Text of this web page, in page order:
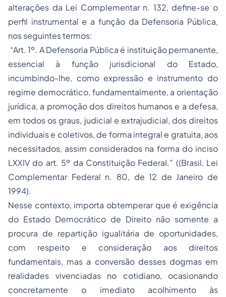
alterações da Lei Complementar n. 132, define-se o
perfil instrumental e a função da Defensoria Pública,
nos seguintes termos:
“Art. 1º. A Defensoria Pública é instituição permanente,
essencial à função jurisdicional do Estado,
incumbindo-lhe, como expressão e instrumento do
regime democrático, fundamentalmente, a orientação
jurídica, a promoção dos direitos humanose a defesa,
em todos os graus, judicial e extrajudicial, dos direitos
individuais e coletivos, de forma integral e gratuita, aos
necessitados, assim considerados na forma do inciso
LXXIV do art. 5º da Constituição Federal.” ((Brasil, Lei
Complementar Federal n. 80, de 12 de Janeiro de
1994).
Nesse contexto, importa obtemperar que é exigência
do Estado Democrático de Direito não somente a
procura de repartição igualitária de oportunidades,
com respeito e consideração aos direitos
fundamentais, mas a conversão desses dogmas em
realidades vivenciadas no cotidiano, ocasionando
concretamente o imediato acolhimento às